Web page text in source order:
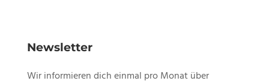
Newsletter
Wir informieren dich einmal pro Monat über